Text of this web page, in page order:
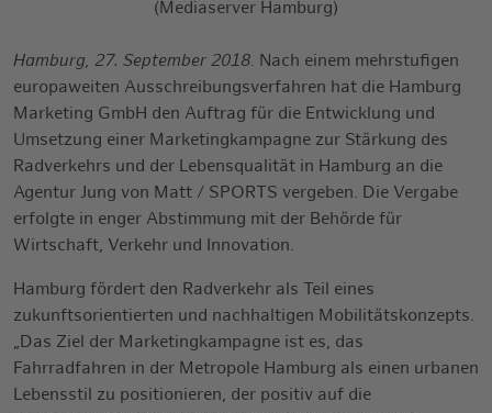
(Mediaserver Hamburg)
Hamburg, 27. September 2018. Nach einem mehrstufigen
europaweiten Ausschreibungsverfahren hat die Hamburg
Marketing GmbH den Auftrag für die Entwicklung und
Umsetzung einer Marketingkampagne zur Stärkung des
Radverkehrs und der Lebensqualität in Hamburg an die
Agentur Jung von Matt / SPORTS vergeben. Die Vergabe
erfolgte in enger Abstimmung mit der Behörde für
Wirtschaft, Verkehr und Innovation.
Hamburg fördert den Radverkehr als Teil eines
zukunftsorientierten und nachhaltigen Mobilitätskonzepts.
„Das Ziel der Marketingkampagne ist es, das
Fahrradfahren in der Metropole Hamburg als einen urbanen
Lebensstil zu positionieren, der positiv auf die